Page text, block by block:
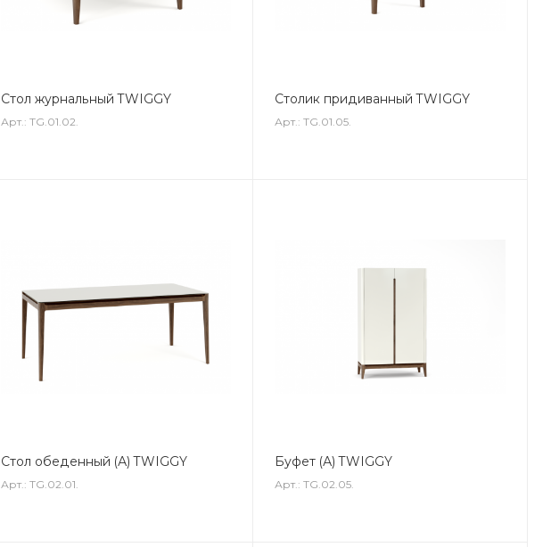
Стол журнальный TWIGGY
Арт.: TG.01.02.
Столик придиванный TWIGGY
Арт.: TG.01.05.
Стол обеденный (А) TWIGGY
Арт.: TG.02.01.
Буфет (А) TWIGGY
Арт.: TG.02.05.